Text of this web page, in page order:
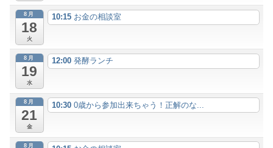
8月
18
火
10:15 お金の相談室
8月
19
水
12:00 発酵ランチ
8月
21
金
10:30 0歳から参加出来ちゃう！正解のな...
8月